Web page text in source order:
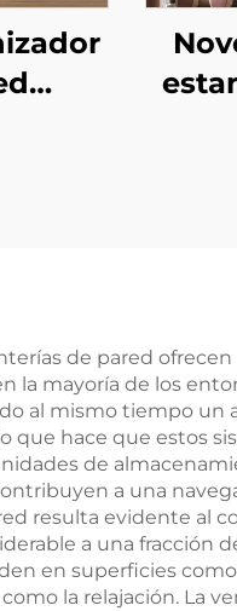
para
de pared
la mayoría de los
al mismo tiempo un
que hace que estos
de
a una
resulta evidente al
a una fracción
en superficies
la relajación. La